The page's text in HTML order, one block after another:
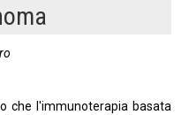
che l'immunoterapia basata